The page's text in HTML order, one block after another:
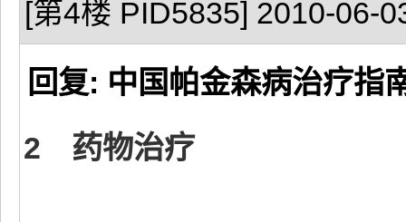
[第4楼 PID5835] 2010-06-
回复: 中国帕金森病治疗指
2 药物治疗